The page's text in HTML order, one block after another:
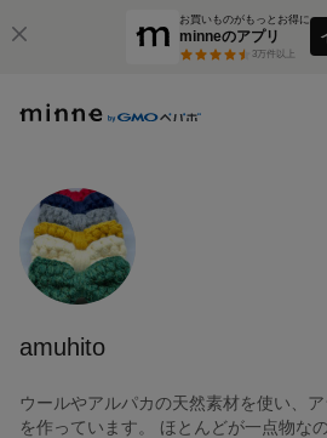
お買いものがもっとお得に
minneのアプリ
3万件以上
amuhito
ウールやアルパカの天然素材を使い、
を作っています。 ほとんどが一点物な